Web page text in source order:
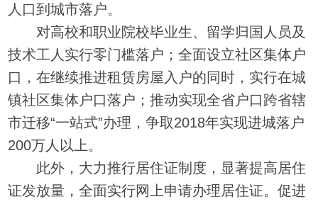
人口到城市落户。
对高校和职业院校毕业生、留学归国人员及
技术工人实行零门槛落户；全面设立社区集体户
口，在继续推进租赁房屋入户的同时，实行在城
镇社区集体户口落户；推动实现全省户口跨省辖
市迁移“一站式”办理，争取2018年实现进城落户
200万人以上。
此外，大力推行居住证制度，显著提高居住
证发放量，全面实行网上申请办理居住证。促进